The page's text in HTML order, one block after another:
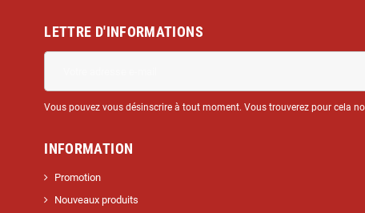
LETTRE D'INFORMATIONS
Vous pouvez vous désinscrire à tout moment. Vous trouverez pour cela
INFORMATION
Promotion
Nouveaux produits